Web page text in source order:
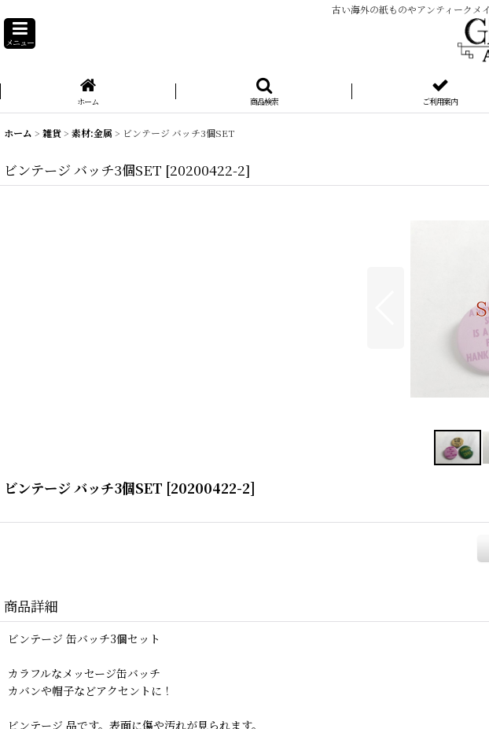
古い海外の紙ものやアンティークメ
メニュー
ホーム 商品検索 ご利用案内
ホーム > 雑貨> 素材:金属 > ビンテージ バッチ3個SET
ビンテージ バッチ3個SET [20200422-2]
ビンテージ バッチ3個SET [20200422-2]
商品詳細
ビンテージ 缶バッチ3個セット
カラフルなメッセージ缶バッチ
カバンや帽子などアクセントに！
ビンテージ 品です。表面に傷や汚れが見られます。